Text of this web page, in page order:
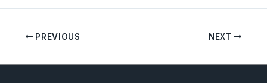
PREVIOUS NEXT